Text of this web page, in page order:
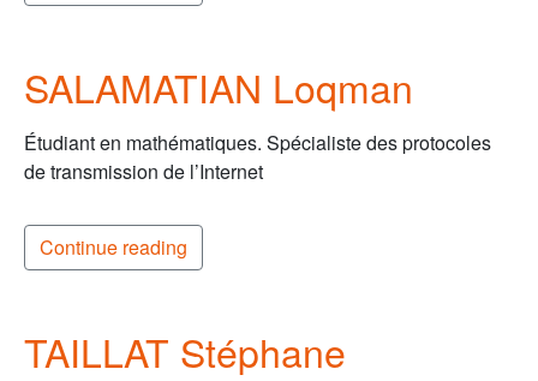
SALAMATIAN Loqman
Étudiant en mathématiques. Spécialiste des protocoles
de transmission de l’Internet
Continue reading
TAILLAT Stéphane